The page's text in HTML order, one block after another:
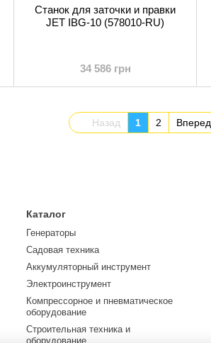
Станок для заточки и правки
JET IBG-10 (578010-RU)
34 586 грн
Назад 1 2 Вперед
Каталог
Генераторы
Садовая техника
Аккумуляторный инструмент
Электроинструмент
Компрессорное и пневматическое
оборудование
Строительная техника и
оборудование